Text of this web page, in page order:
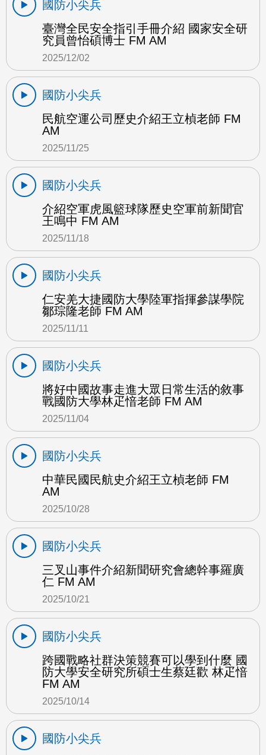
國防小尖兵
臺灣全民安全指引手冊介紹 國家安全研
究員曾怡碩博士 FM AM
2025/12/02
國防小尖兵
民航空運公司歷史介紹王立楨老師 FM
AM
2025/11/25
國防小尖兵
介紹空軍虎風籃球隊歷史空軍前新聞官
王鳴中 FM AM
2025/11/18
國防小尖兵
仁安羌大捷國防大學陸軍指揮參謀學院
鄒琮隆老師 FM AM
2025/11/11
國防小尖兵
將好中國故事走進大眾日常生活的敘事
戰國防大學林疋愔老師 FM AM
2025/11/04
國防小尖兵
中華民國民航史介紹王立楨老師 FM
AM
2025/10/28
國防小尖兵
三叉山事件介紹新聞研究會總幹事羅廣
仁 FM AM
2025/10/21
國防小尖兵
跨國戰略社群決策競賽可以學到什麼 國
防大學安全研究所碩士生蔡廷歡 林疋愔
FM AM
2025/10/14
國防小尖兵